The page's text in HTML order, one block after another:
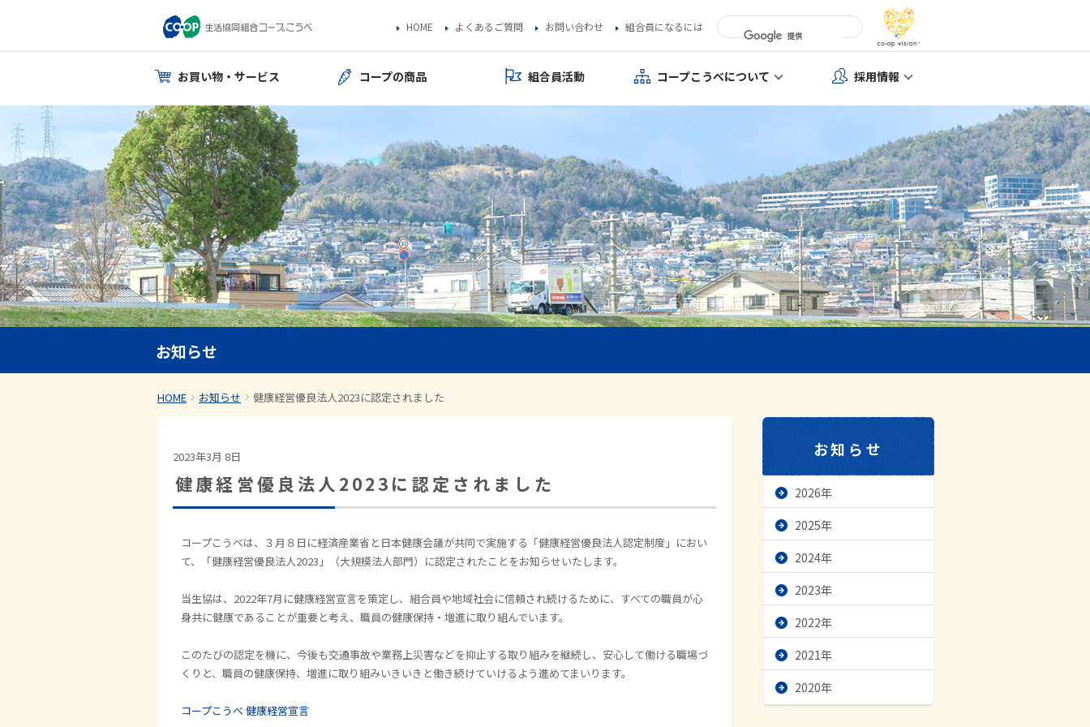
HOME よくあるご質問 お問い合わせ 組合員になるには
お買い物・サービス コープの商品 組合員活動 コープこうべについて 採用情報
お知らせ
HOME お知らせ 健康経営優良法人2023に認定されました
お知らせ
2026年
2025年
2024年
2023年
2022年
2021年
2020年
2023年3月 8日
健康経営優良法人2023に認定されました
コープこうべは、３月８日に経済産業省と日本健康会議が共同で実施する「健康経営優良法人認定制度」におい
て、「健康経営優良法人2023 」（大規模法人部門）に認定されたことをお知らせいたします。
当生協は、 2022年7月に健康経営宣言を策定し、組合員や地域社会に信頼され続けるために、すべての職員が心
身共に健康であることが重要と考え、職員の健康保持・増進に取り組んでいます。
このたびの認定を機に、今後も交通事故や業務上災害などを抑止する取り組みを継続し、安心して働ける職場づ
くりと、職員の健康保持、増進に取り組みいきいきと働き続けていけるよう進めてまいります。
コープこうべ 健康経営宣言